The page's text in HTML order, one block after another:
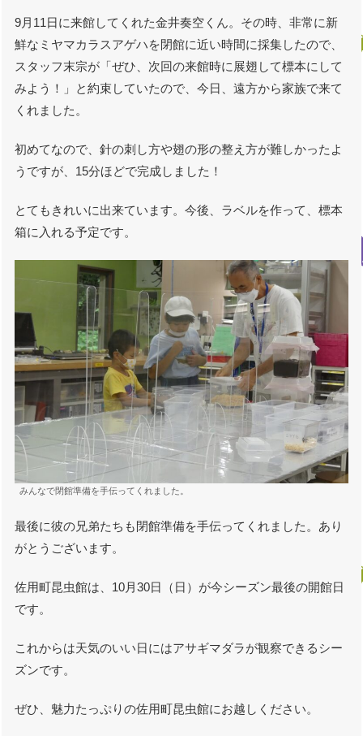
9月11日に来館してくれた金井奏空くん。その時、非常に新
鮮なミヤマカラスアゲハを閉館に近い時間に採集したので、
スタッフ末宗が「ぜひ、次回の来館時に展翅して標本にして
みよう！」と約束していたので、今日、遠方から家族で来て
くれました。
初めてなので、針の刺し方や翅の形の整え方が難しかったよ
うですが、15分ほどで完成しました！
とてもきれいに出来ています。今後、ラベルを作って、標本
箱に入れる予定です。
みんなで閉館準備を手伝ってくれました。
最後に彼の兄弟たちも閉館準備を手伝ってくれました。あり
がとうございます。
佐用町昆虫館は、10月30日（日）が今シーズン最後の開館日
です。
これからは天気のいい日にはアサギマダラが観察できるシー
ズンです。
ぜひ、魅力たっぷりの佐用町昆虫館にお越しください。